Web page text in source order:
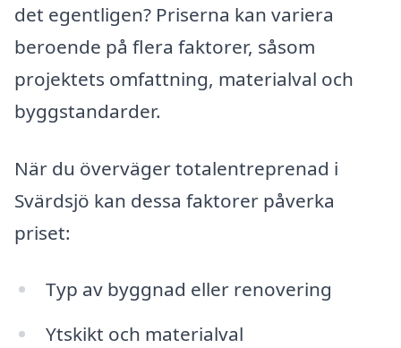
det egentligen? Priserna kan variera
beroende på flera faktorer, såsom
projektets omfattning, materialval och
byggstandarder.
När du överväger totalentreprenad i
Svärdsjö kan dessa faktorer påverka
priset:
Typ av byggnad eller renovering
Ytskikt och materialval